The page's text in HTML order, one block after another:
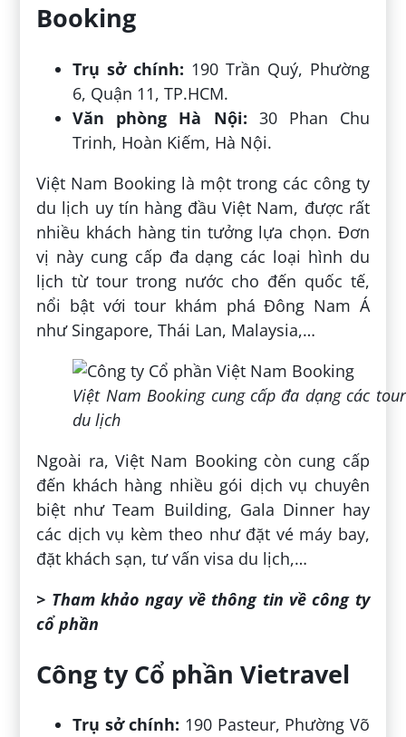
Booking
Trụ sở chính: 190 Trần Quý, Phường
6, Quận 11, TP.HCM.
Văn phòng Hà Nội: 30 Phan Chu
Trinh, Hoàn Kiếm, Hà Nội.
Việt Nam Booking là một trong các công ty
du lịch uy tín hàng đầu Việt Nam, được rất
nhiều khách hàng tin tưởng lựa chọn. Đơn
vị này cung cấp đa dạng các loại hình du
lịch từ tour trong nước cho đến quốc tế,
nổi bật với tour khám phá Đông Nam Á
như Singapore, Thái Lan, Malaysia,…
Việt Nam Booking cung cấp đa dạng các tour
du lịch
Ngoài ra, Việt Nam Booking còn cung cấp
đến khách hàng nhiều gói dịch vụ chuyên
biệt như Team Building, Gala Dinner hay
các dịch vụ kèm theo như đặt vé máy bay,
đặt khách sạn, tư vấn visa du lịch,…
> Tham khảo ngay về thông tin về công ty
cổ phần
Công ty Cổ phần Vietravel
Trụ sở chính: 190 Pasteur, Phường Võ